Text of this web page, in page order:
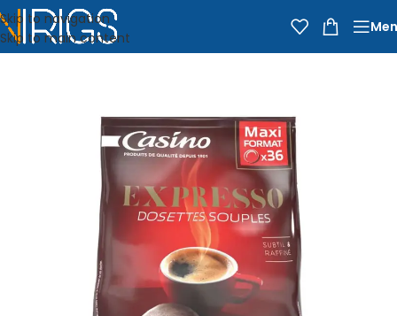
Skip to navigation
Skip to main content